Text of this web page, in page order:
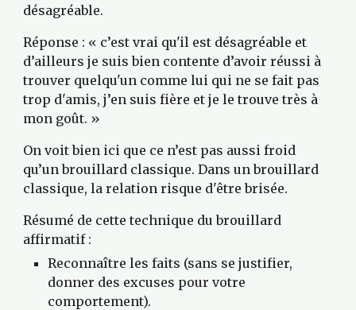
désagréable.
Réponse : « c’est vrai qu'il est désagréable et
d’ailleurs je suis bien contente d’avoir réussi à
trouver quelqu'un comme lui qui ne se fait pas
trop d'amis, j’en suis fière et je le trouve très à
mon goût. »
On voit bien ici que ce n’est pas aussi froid
qu’un brouillard classique. Dans un brouillard
classique, la relation risque d'être brisée.
Résumé de cette technique du brouillard
affirmatif :
Reconnaître les faits (sans se justifier,
donner des excuses pour votre
comportement).